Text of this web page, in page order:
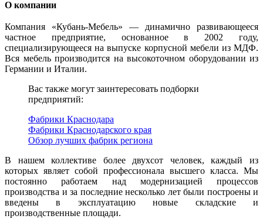
О компании
Компания «Кубань-Мебель» — динамично развивающееся
частное предприятие, основанное в 2002 году,
специализирующееся на выпуске корпусной мебели из МДФ.
Вся мебель производится на высокоточном оборудовании из
Германии и Италии.
Вас также могут заинтересовать подборки
предприятий:
Фабрики Краснодара
Фабрики Краснодарского края
Обзор лучших фабрик региона
В нашем коллективе более двухсот человек, каждый из
которых являет собой профессионала высшего класса. Мы
постоянно работаем над модернизацией процессов
производства и за последние несколько лет были построены и
введены в эксплуатацию новые складские и
производственные площади.